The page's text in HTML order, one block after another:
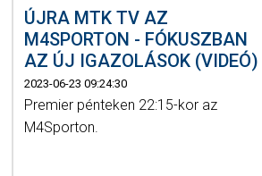
ÚJRA MTK TV AZ
M4SPORTON - FÓKUSZBAN
AZ ÚJ IGAZOLÁSOK (VIDEÓ)
2023-06-23 09:24:30
Premier pénteken 22:15-kor az
M4Sporton.